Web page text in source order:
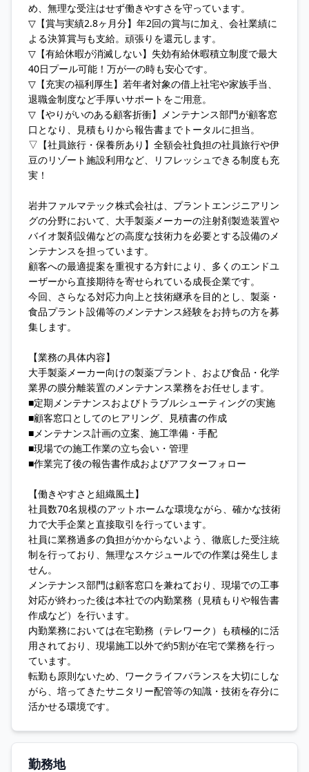
め、無理な受注はせず働きやすさを守っています。
▽【賞与実績2.8ヶ月分】年2回の賞与に加え、会社業績に
よる決算賞与も支給。頑張りを還元します。
▽【有給休暇が消滅しない】失効有給休暇積立制度で最大
40日プール可能！万が一の時も安心です。
▽【充実の福利厚生】若年者対象の借上社宅や家族手当、
退職金制度など手厚いサポートをご用意。
▽【やりがいのある顧客折衝】メンテナンス部門が顧客窓
口となり、見積もりから報告書までトータルに担当。
▽【社員旅行・保養所あり】全額会社負担の社員旅行や伊
豆のリゾート施設利用など、リフレッシュできる制度も充
実！
岩井ファルマテック株式会社は、プラントエンジニアリン
グの分野において、大手製薬メーカーの注射剤製造装置や
バイオ製剤設備などの高度な技術力を必要とする設備のメ
ンテナンスを担っています。
顧客への最適提案を重視する方針により、多くのエンドユ
ーザーから直接期待を寄せられている成長企業です。
今回、さらなる対応力向上と技術継承を目的とし、製薬・
食品プラント設備等のメンテナンス経験をお持ちの方を募
集します。
【業務の具体内容】
大手製薬メーカー向けの製薬プラント、および食品・化学
業界の膜分離装置のメンテナンス業務をお任せします。
■定期メンテナンスおよびトラブルシューティングの実施
■顧客窓口としてのヒアリング、見積書の作成
■メンテナンス計画の立案、施工準備・手配
■現場での施工作業の立ち会い・管理
■作業完了後の報告書作成およびアフターフォロー
【働きやすさと組織風土】
社員数70名規模のアットホームな環境ながら、確かな技術
力で大手企業と直接取引を行っています。
社員に業務過多の負担がかからないよう、徹底した受注統
制を行っており、無理なスケジュールでの作業は発生しま
せん。
メンテナンス部門は顧客窓口を兼ねており、現場での工事
対応が終わった後は本社での内勤業務（見積もりや報告書
作成など）を行います。
内勤業務においては在宅勤務（テレワーク）も積極的に活
用されており、現場施工以外で約5割が在宅で業務を行っ
ています。
転勤も原則ないため、ワークライフバランスを大切にしな
がら、培ってきたサニタリー配管等の知識・技術を存分に
活かせる環境です。
勤務地